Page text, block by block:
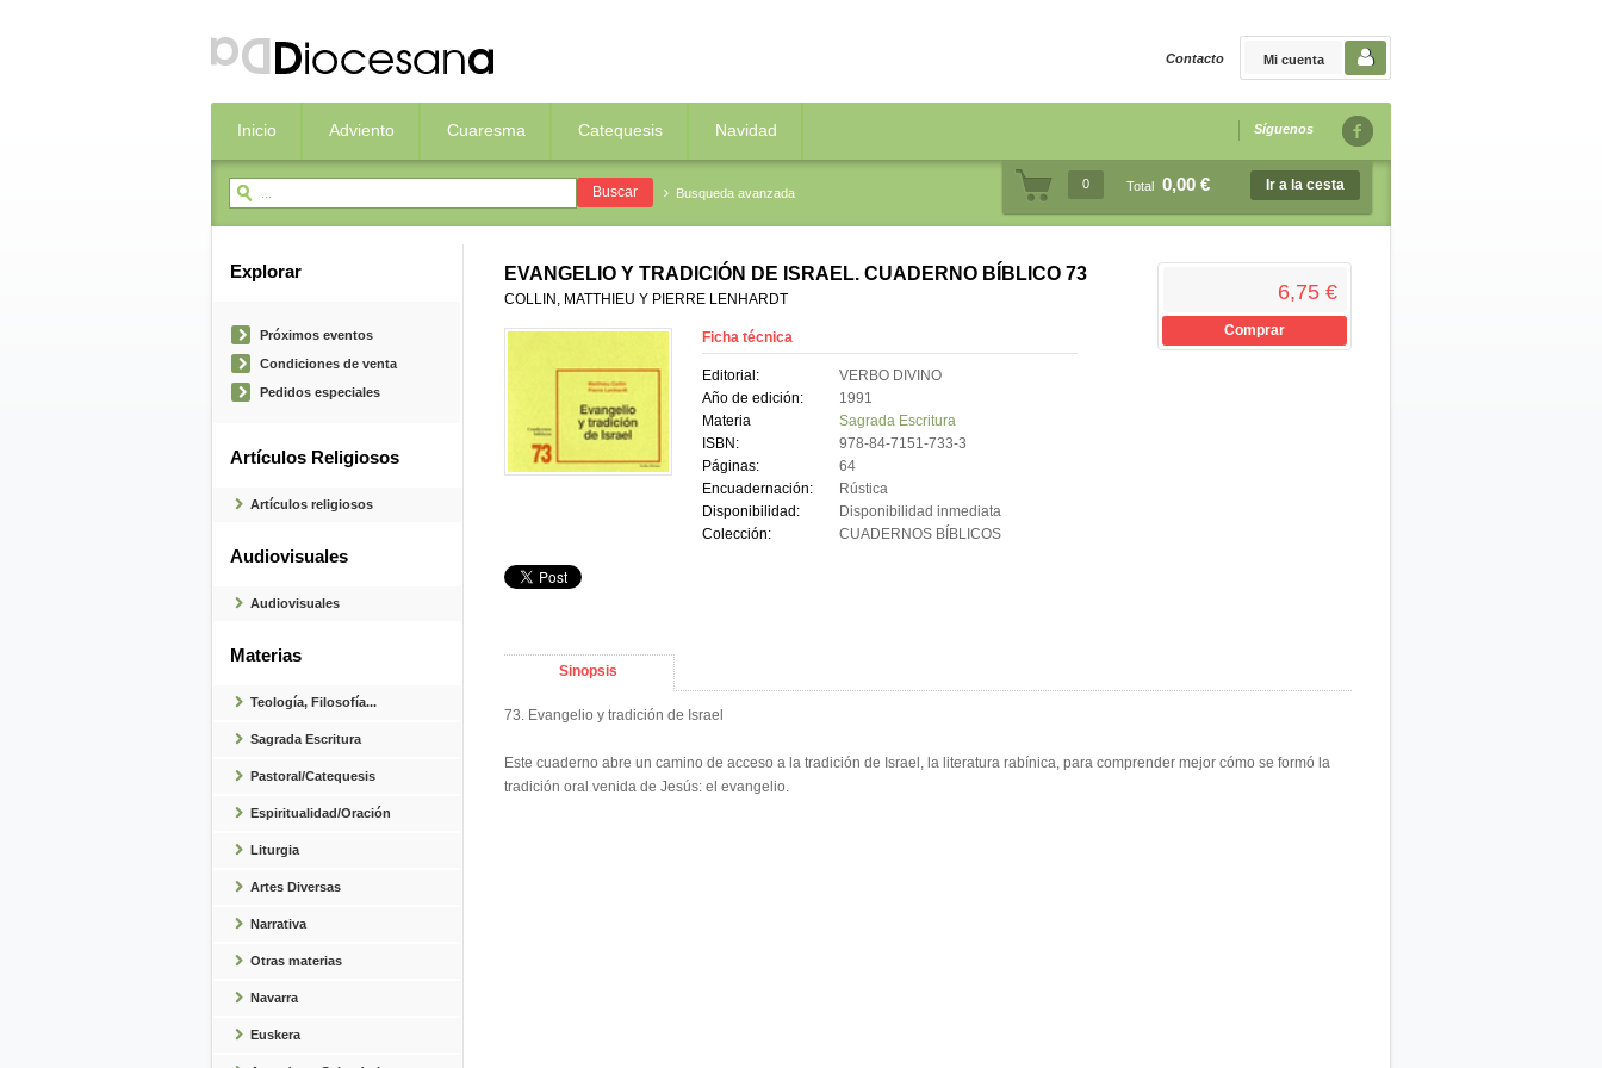
Mi cuenta
Contacto
Inicio Adviento Cuaresma Catequesis Navidad Síguenos
Busqueda avanzada
0 Total 0,00 € Ir a la cesta
Explorar
Próximos eventos
Condiciones de venta
Pedidos especiales
Artículos Religiosos
Artículos religiosos
Audiovisuales
Audiovisuales
Materias
Teología, Filosofía...
Sagrada Escritura
Pastoral/Catequesis
Espiritualidad/Oración
Liturgia
Artes Diversas
Narrativa
Otras materias
Navarra
Euskera
EVANGELIO Y TRADICIÓN DE ISRAEL. CUADERNO BÍBLICO 73
COLLIN, MATTHIEU Y PIERRE LENHARDT
Ficha técnica
Editorial:
VERBO DIVINO
Año de edición:
1991
Materia
Sagrada Escritura
ISBN:
978-84-7151-733-3
Páginas:
64
Encuadernación:
Rústica
Disponibilidad:
Disponibilidad inmediata
Colección:
CUADERNOS BÍBLICOS
6,75 €
Comprar
Sinopsis
73. Evangelio y tradición de Israel
Este cuaderno abre un camino de acceso a la tradición de Israel, la literatura rabínica, para comprender mejor cómo se formó la
tradición oral venida de Jesús: el evangelio.